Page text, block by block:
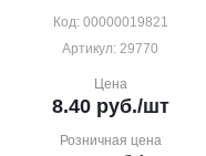
Код: 00000019821
Артикул: 29770
Цена
8.40руб./шт
Розничная цена